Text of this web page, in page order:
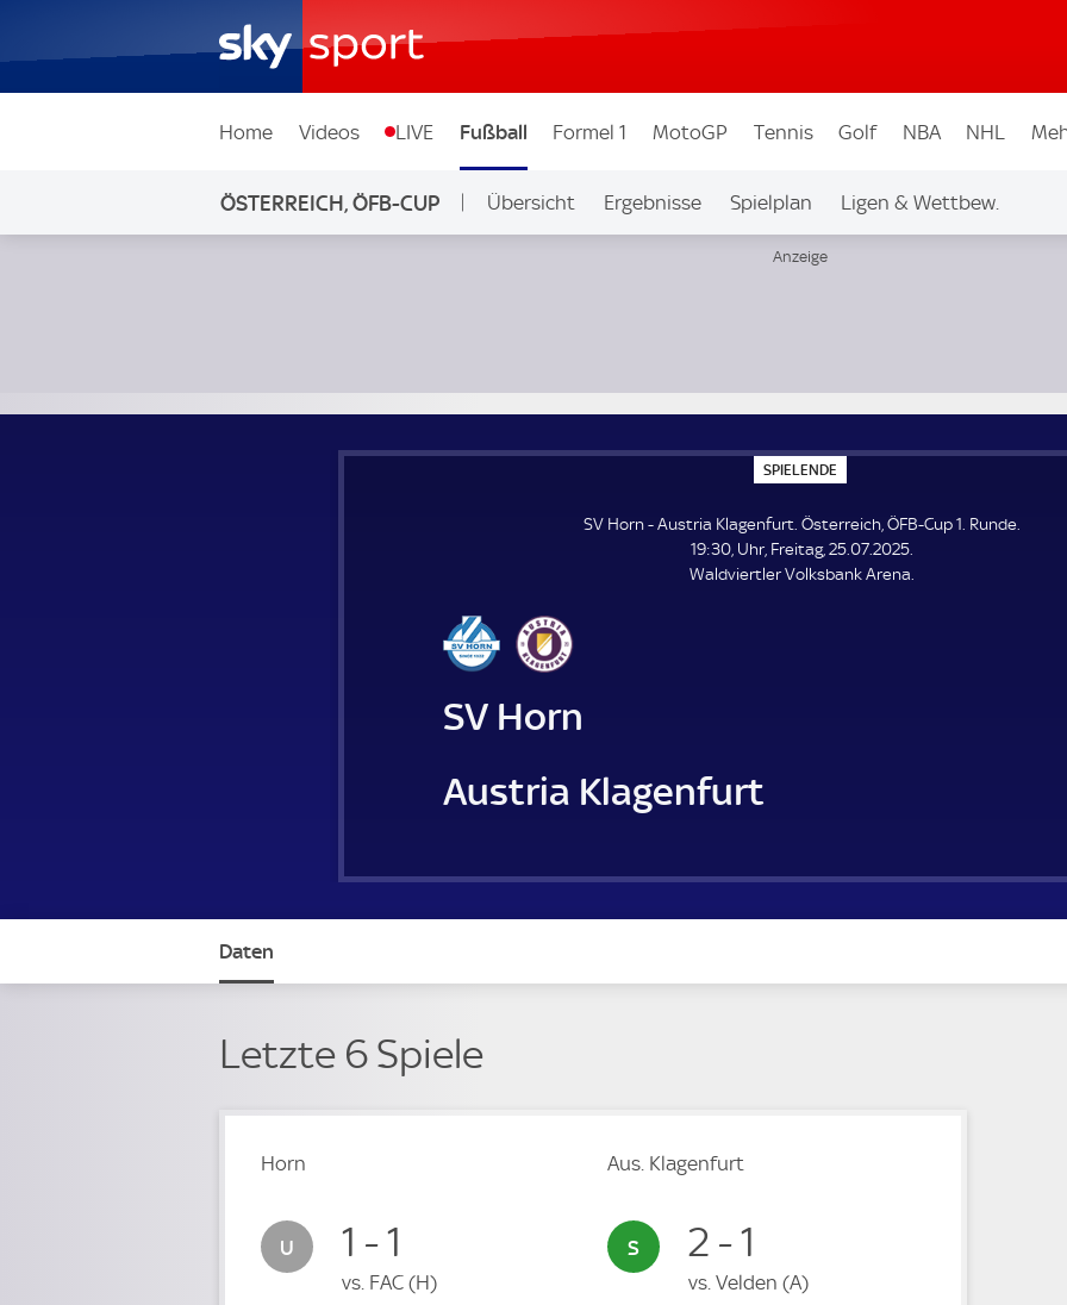
Home Videos LIVE Fußball Formel 1 MotoGP Tennis Golf NBA NHL
ÖSTERREICH, ÖFB-CUP Übersicht Ergebnisse Spielplan Ligen & Wettbew.
SPIELENDE
P
E
L
E
N
SV Horn - Austria Klagenfurt. Österreich, ÖFB-Cup 1. Runde.
19:30, Uhr, Freitag, 25.07.2025.
Waldviertler Volksbank Arena.
SV Horn
Austria Klagenfurt
Daten
Letzte 6 Spiele
Horn
1 - 1
vs. FAC (H)
Aus. Klagenfurt
2 - 1
vs. Velden (A)